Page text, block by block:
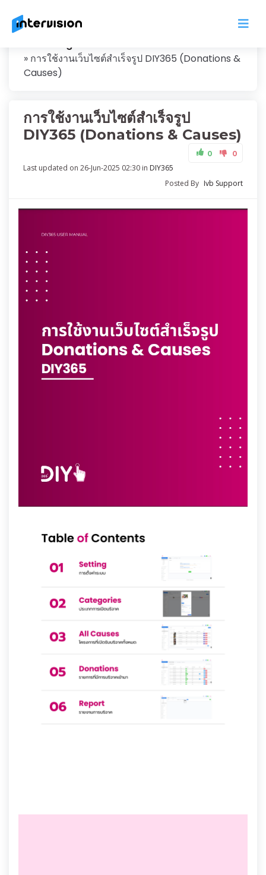
Knowledge
การใช้งานเว็บไซต์สำเร็จรูป DIY365 (Donations &
Causes)
การใช้งานเว็บไซต์สำเร็จรูป
DIY365 (Donations & Causes)
0 0
Last updated on 26-Jun-2025 02:30 in DIY365
Posted By Ivb Support